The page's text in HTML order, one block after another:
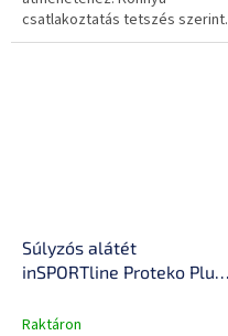
csatlakoztatás tetszés szerint.
Kombinálható a rámpával.
Súlyzós alátét
inSPORTline Proteko Plus
padlót a károsodástól,
Raktáron